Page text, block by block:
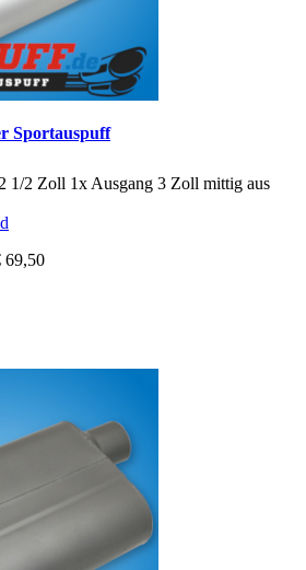
Sportauspuff
1/2 Zoll 1x Ausgang 3 Zoll mittig aus
69,50